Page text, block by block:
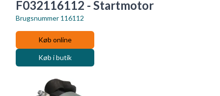
F032116112 - Startmotor
Brugsnummer 116112
Køb online
Køb i butik